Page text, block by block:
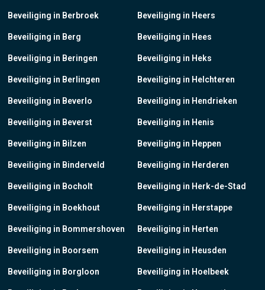
Beveiliging in Berbroek
Beveiliging in Berg
Beveiliging in Beringen
Beveiliging in Berlingen
Beveiliging in Beverlo
Beveiliging in Beverst
Beveiliging in Bilzen
Beveiliging in Binderveld
Beveiliging in Bocholt
Beveiliging in Boekhout
Beveiliging in Bommershoven
Beveiliging in Boorsem
Beveiliging in Borgloon
Beveiliging in Heers
Beveiliging in Hees
Beveiliging in Heks
Beveiliging in Helchteren
Beveiliging in Hendrieken
Beveiliging in Henis
Beveiliging in Heppen
Beveiliging in Herderen
Beveiliging in Herk-de-Stad
Beveiliging in Herstappe
Beveiliging in Herten
Beveiliging in Heusden
Beveiliging in Hoelbeek